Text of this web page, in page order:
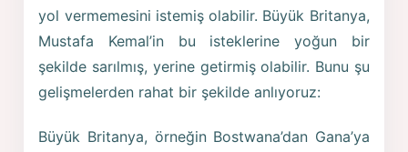
yol vermemesini istemiş olabilir. Büyük Britanya,
Mustafa Kemal’in bu isteklerine yoğun bir
şekilde sarılmış, yerine getirmiş olabilir. Bunu şu
gelişmelerden rahat bir şekilde anlıyoruz:
Büyük Britanya, örneğin Bostwana’dan Gana’ya